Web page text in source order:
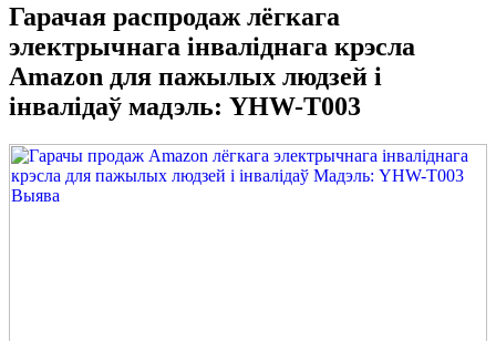
Гарачая распродаж лёгкага
электрычнага інваліднага крэсла
Amazon для пажылых людзей і
інвалідаў мадэль: YHW-T003